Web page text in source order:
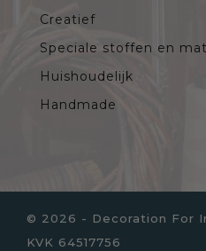
Creatief
Speciale stoffen en
Huishoudelijk
Handmade
© 2026 - Decoration For
KVK 64517756